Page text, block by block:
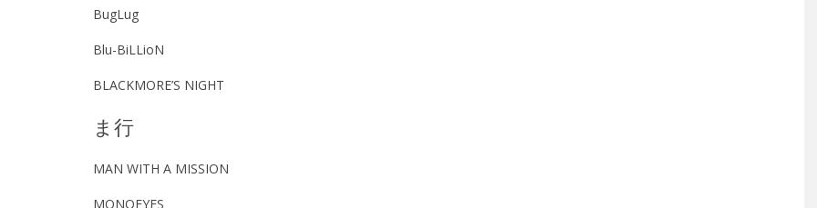
BugLug
Blu-BiLLioN
BLACKMORE’S NIGHT
ま行
MAN WITH A MISSION
MONOEYES